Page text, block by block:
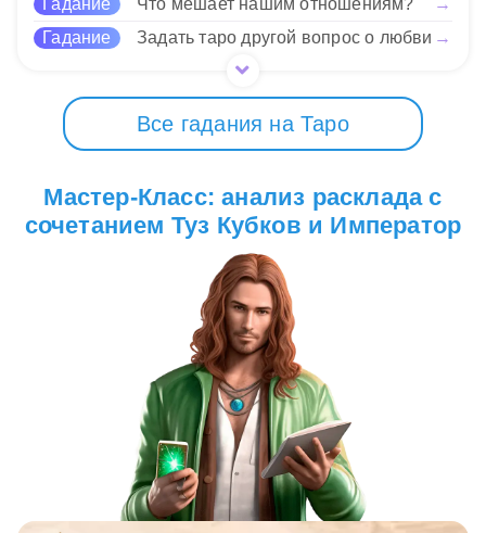
Гадание Что мешает нашим отношениям?
→
Гадание
Задать таро другой вопрос о любви →
Все гадания на Таро
Мастер-Класс: анализ расклада с
сочетанием Туз Кубков и Император